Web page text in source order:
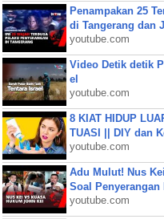
Penampakan 25
di Tangerang dan
youtube.com
Video Detik detik
el
youtube.com
8 KIAT HIDUP
TUASI || DIY dan
youtube.com
Adu Mulut! Nus
Soal Penyerangan
youtube.com